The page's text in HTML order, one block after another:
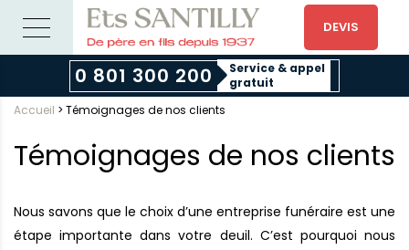
DEVIS
0 801 300 200
Service & appel
gratuit
Accueil > Témoignages de nos clients
Témoignages de nos clients
Nous savons que le choix d’une entreprise funéraire est une
étape importante dans votre deuil. C’est pourquoi nous